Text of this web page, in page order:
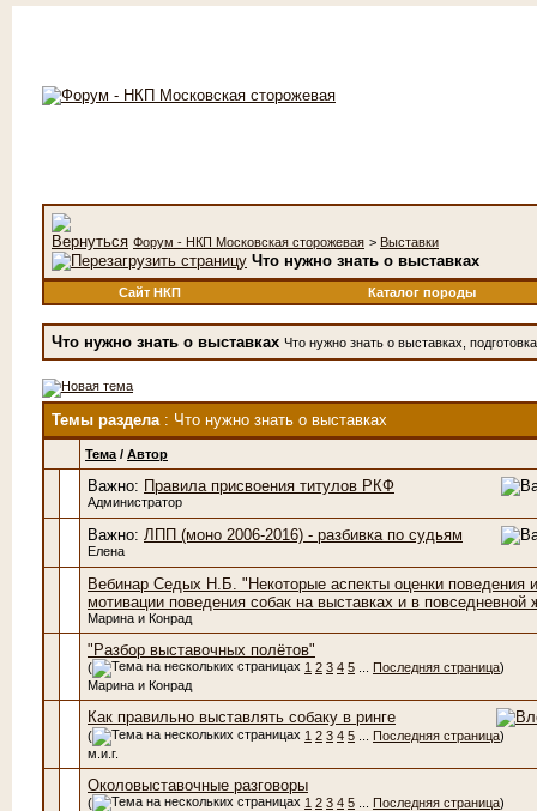
Форум - НКП Московская сторожевая > Выставки
Что нужно знать о выставках
Сайт НКП Каталог породы
Что нужно знать о выставках Что нужно знать о выставках,
Темы раздела: Что нужно знать о выставках
Тема / Автор
Важно: Правила присвоения титулов РКФ
Администратор
Важно: ЛПП (моно 2006-2016) - разбивка по судьям
Елена
Вебинар Седых Н.Б. "Некоторые аспекты оценки поведения и
мотивации поведения собак на выставках и в повседневной
Марина и Конрад
"Разбор выставочных полётов"
( 1 2 3 4 5 Последняя страница)
Марина и Конрад
Как правильно выставлять собаку в ринге
( 1 2 3 4 5 Последняя страница)
м.и.г.
Околовыставочные разговоры
( 1 2 3 4 5 Последняя страница)